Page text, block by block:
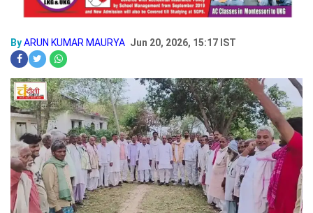
ByARUN KUMAR MAURYA Jun 20, 2026, 15:17 IST